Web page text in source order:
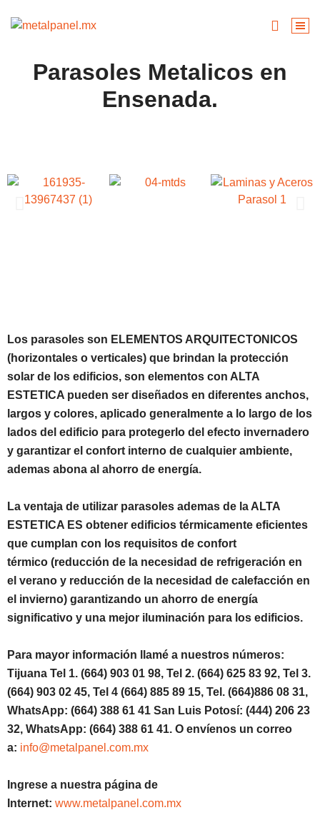
Parasoles Metalicos en
Ensenada.
Los parasoles son ELEMENTOS ARQUITECTONICOS
(horizontales o verticales) que brindan la protección
solar de los edificios, son elementos con ALTA
ESTETICA pueden ser diseñados en diferentes anchos,
largos y colores, aplicado generalmente a lo largo de los
lados del edificio para protegerlo del efecto invernadero
y garantizar el confort interno de cualquier ambiente,
ademas abona al ahorro de energía.
La ventaja de utilizar parasoles ademas de la ALTA
ESTETICA ES obtener edificios térmicamente eficientes
que cumplan con los requisitos de confort
térmico (reducción de la necesidad de refrigeración en
el verano y reducción de la necesidad de calefacción en
el invierno) garantizando un ahorro de energía
significativo y una mejor iluminación para los edificios.
Para mayor información llamé a nuestros números:
Tijuana Tel 1. (664) 903 01 98, Tel 2. (664) 625 83 92, Tel 3.
(664) 903 02 45, Tel 4 (664) 885 89 15, Tel. (664)886 08 31,
WhatsApp: (664) 388 61 41 San Luis Potosí: (444) 206 23
32, WhatsApp: (664) 388 61 41. O envíenos un correo
a: info@metalpanel.com.mx
Ingrese a nuestra página de
Internet: www.metalpanel.com.mx